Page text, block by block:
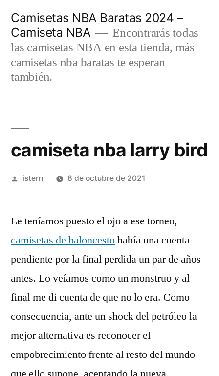
contenido
Camisetas NBA Baratas 2024 –
Camiseta NBA
Encontrarás todas
las camisetas NBA en esta tienda, más
camisetas nba baratas te esperan
también.
camiseta nba larry bird
Publicado
istern 8 de octubre de 2021
Le teníamos puesto el ojo a ese torneo,
camisetas de baloncestohabía una cuenta
pendiente por la final perdida un par de años
antes. Lo veíamos como un monstruo y al
final me di cuenta de que no lo era. Como
consecuencia, ante un shock del petróleo la
mejor alternativa es reconocer el
empobrecimiento frente al resto del mundo